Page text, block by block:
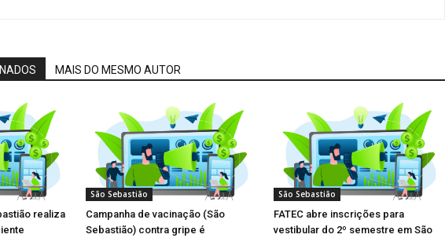
MAIS DO MESMO AUTOR
realiza
São Sebastião
Campanha de vacinação (São
Sebastião) contra gripe é
São Sebastião
FATEC abre inscrições para
vestibular do 2º semestre em São